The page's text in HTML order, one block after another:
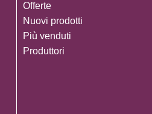
Offerte
Nuovi prodotti
Più venduti
Produttori